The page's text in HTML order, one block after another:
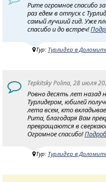
Рите огромное спасибо
раз едем в отпуск с
самый лучший гид. Уже
спасибо и до встреч!
Тур: Турлидер в
Tepkitsky Polina, 28 июля
Ровно десять лет назад
Турлидером, юбилей
лета всем, кто
Рита, благодаря Вам
превращаются в
Огромное спасибо!
Тур: Турлидер в